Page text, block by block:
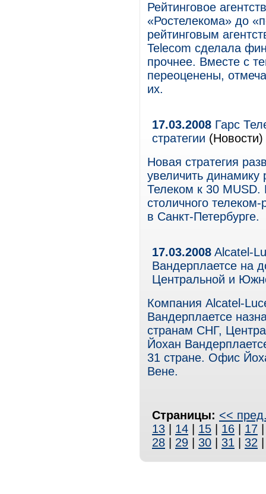
Рейтинговое
«Ростелекома» до
рейтинговым
Telecom сделала
прочнее. Вместе с
переоценены,
их.
17.03.2008 Гарс
стратегии (Новости)
Новая стратегия
увеличить динамику
Телеком к 30 MUSD.
столичного
в Санкт-Петербурге.
17.03.2008 Alcatel-
Вандерплаетсе на
Центральной и
Компания Alcatel-
Вандерплаетсе
странам СНГ,
Йохан
31 стране. Офис
Вене.
Страницы: <<
13
14 15 16 17
28
29 30 31 32